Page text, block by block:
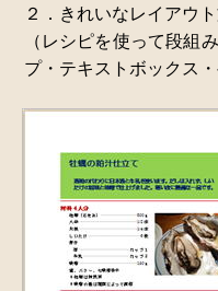
２．きれいなレイアウ
（レシピを使って段組
プ・テキストボックス